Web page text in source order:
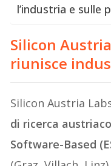
l’industria e sulle
Silicon
riunisce
Silicon Austria
di ricerca
Software-Based